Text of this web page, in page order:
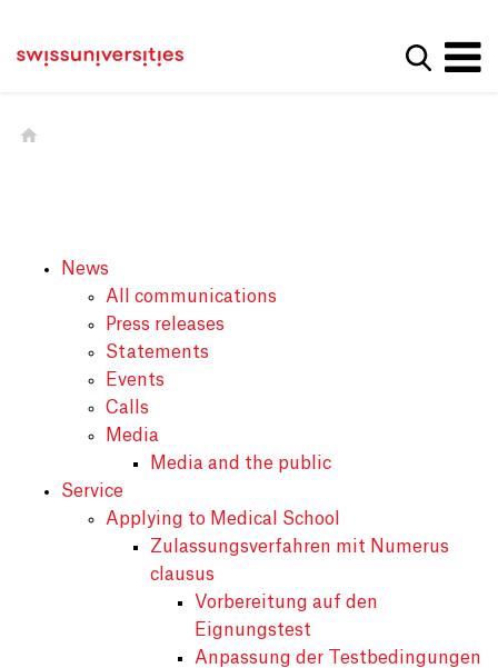
Main Navigation
Content
Show
News
All communications
Press releases
Statements
Events
Calls
Media
Media and the public
Service
Applying to Medical School
Zulassungsverfahren mit Numerus
clausus
Vorbereitung auf den
Eignungstest
Anpassung der Testbedingungen